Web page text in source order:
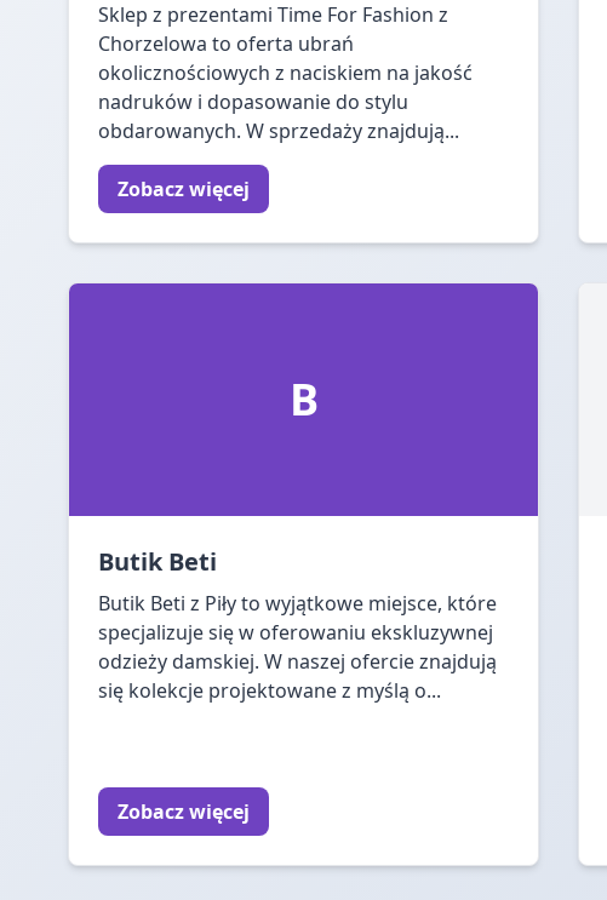
Sklep z prezentami Time For Fashion z
Chorzelowa to oferta ubrań
okolicznościowych z naciskiem na jakość
nadruków i dopasowanie do stylu
obdarowanych. W sprzedaży znajdują...
Zobacz więcej
B
Butik Beti
Butik Beti z Piły to wyjątkowe miejsce, które
specjalizuje się w oferowaniu ekskluzywnej
odzieży damskiej. W naszej ofercie znajdują
się kolekcje projektowane z myślą o...
Zobacz więcej